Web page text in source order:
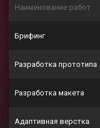
Наименование работ
Брифинг
Разработка прототипа
Разработка макета
Адаптивная верстка